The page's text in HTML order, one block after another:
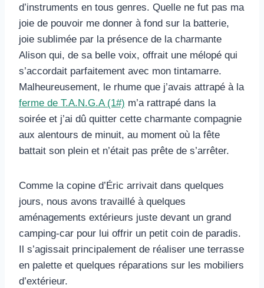
d’instruments en tous genres. Quelle ne fut pas ma
joie de pouvoir me donner à fond sur la batterie,
joie sublimée par la présence de la charmante
Alison qui, de sa belle voix, offrait une mélopé qui
s’accordait parfaitement avec mon tintamarre.
Malheureusement, le rhume que j’avais attrapé à la
ferme de T.A.N.G.A (1#) m’a rattrapé dans la
soirée et j’ai dû quitter cette charmante compagnie
aux alentours de minuit, au moment où la fête
battait son plein et n’était pas prête de s’arrêter.
Comme la copine d’Éric arrivait dans quelques
jours, nous avons travaillé à quelques
aménagements extérieurs juste devant un grand
camping-car pour lui offrir un petit coin de paradis.
Il s’agissait principalement de réaliser une terrasse
en palette et quelques réparations sur les mobiliers
d’extérieur.